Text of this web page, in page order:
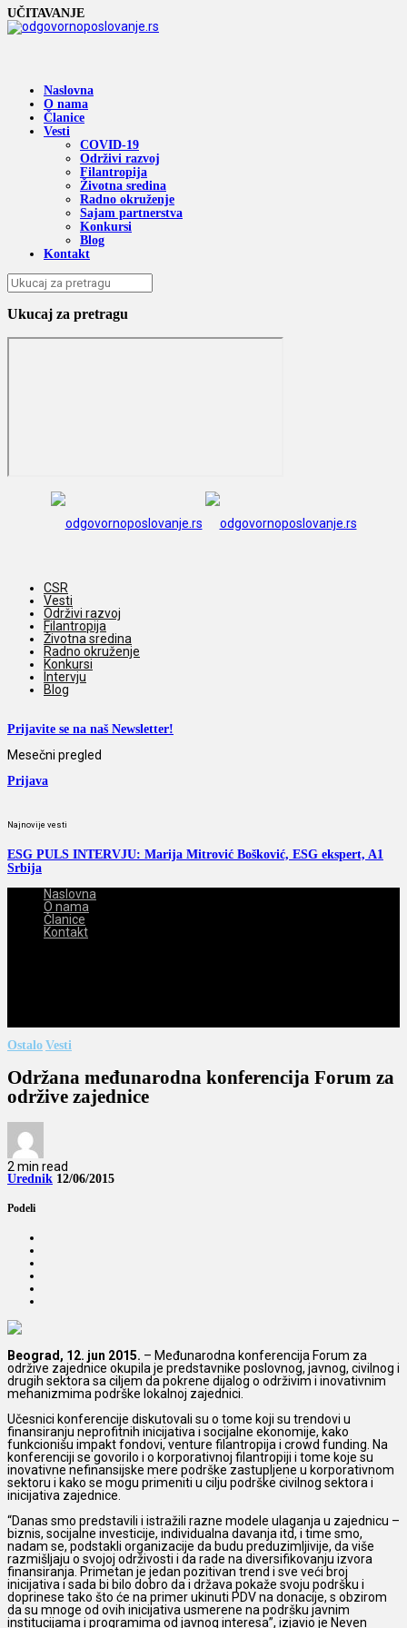
UČITAVANJE
Naslovna
O nama
Članice
Vesti
COVID-19
Održivi razvoj
Filantropija
Životna sredina
Radno okruženje
Sajam partnerstva
Konkursi
Blog
Kontakt
Ukucaj za pretragu
CSR
Vesti
Održivi razvoj
Filantropija
Životna sredina
Radno okruženje
Konkursi
Intervju
Blog
Prijavite se na naš Newsletter!
Mesečni pregled
Prijava
Najnovije vesti
ESG PULS INTERVJU: Marija Mitrović Bošković, ESG ekspert, A1
Srbija
Naslovna
O nama
Članice
Kontakt
Ostalo Vesti
Održana međunarodna konferencija Forum za
održive zajednice
2 min read
Urednik 12/06/2015
Podeli
Beograd, 12. jun 2015. – Međunarodna konferencija Forum za
održive zajednice okupila je predstavnike poslovnog, javnog, civilnog i
drugih sektora sa ciljem da pokrene dijalog o održivim i inovativnim
mehanizmima podrške lokalnoj zajednici.
Učesnici konferencije diskutovali su o tome koji su trendovi u
finansiranju neprofitnih inicijativa i socijalne ekonomije, kako
funkcionišu impakt fondovi, venture filantropija i crowd funding. Na
konferenciji se govorilo i o korporativnoj filantropiji i tome koje su
inovativne nefinansijske mere podrške zastupljene u korporativnom
sektoru i kako se mogu primeniti u cilju podrške civilnog sektora i
inicijativa zajednice.
“Danas smo predstavili i istražili razne modele ulaganja u zajednicu –
biznis, socijalne investicije, individualna davanja itd, i time smo,
nadam se, podstakli organizacije da budu preduzimljivije, da više
razmišljaju o svojoj održivosti i da rade na diversifikovanju izvora
finansiranja. Primetan je jedan pozitivan trend i sve veći broj
inicijativa i sada bi bilo dobro da i država pokaže svoju podršku i
doprinese tako što će na primer ukinuti PDV na donacije, s obzirom
da su mnoge od ovih inicijativa usmerene na podršku javnim
institucijama i programima od javnog interesa”, izjavio je Neven